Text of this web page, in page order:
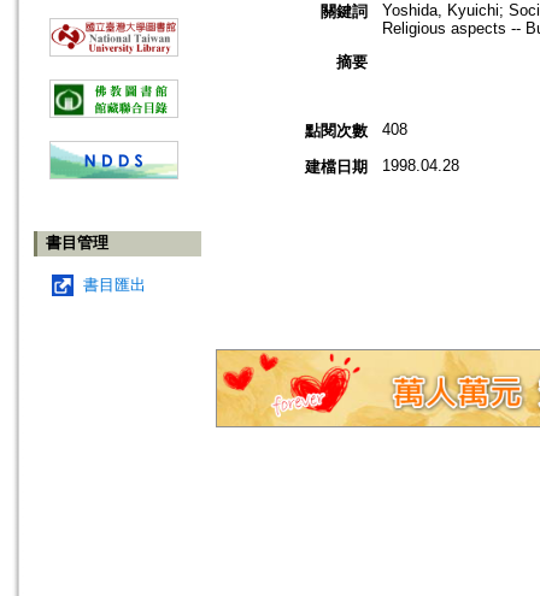
書目管理
書目匯出
關鍵詞
Yoshida, Kyuichi;
Religious aspects --
摘要
點閱次數 408
建檔日期 1998.04.28